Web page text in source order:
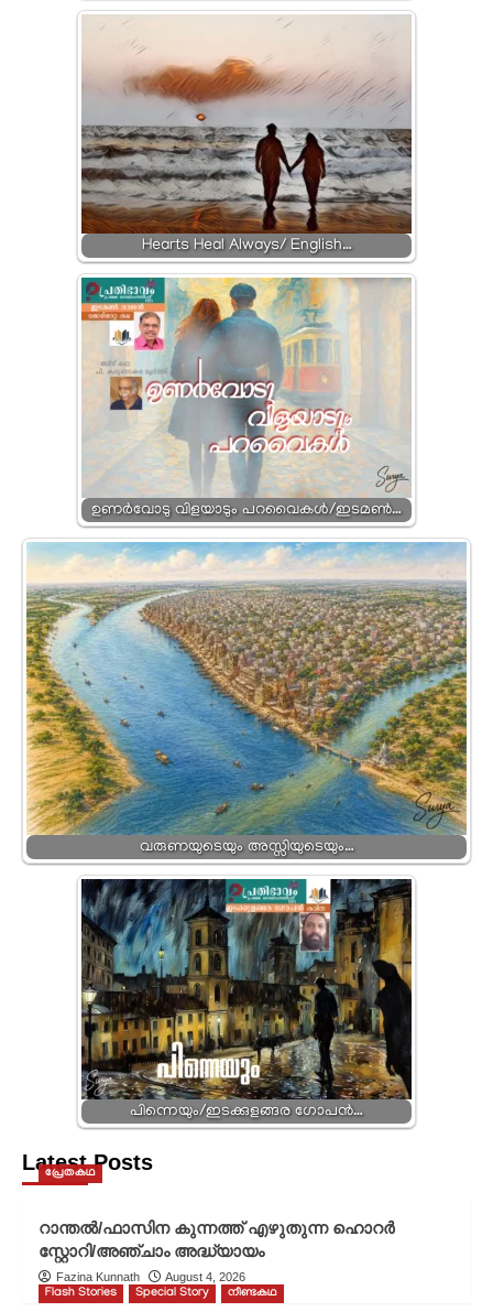
Hearts Heal Always/ English…
ഉണർവോടു വിളയാടും പറവൈകൾ/ഇടമൺ…
വരുണയുടെയും അസ്സിയുടെയും…
പിന്നെയും/ഇടക്കുളങ്ങര ഗോപൻ…
Latest Posts
പ്രേതകഥ
റാന്തൽ/ഫാസിന കുന്നത്ത് എഴുതുന്ന ഹൊറർ
സ്റ്റോറി/അഞ്ചാം അദ്ധ്യായം
Fazina Kunnath August 4, 2026
Flash Stories Special Story നീണ്ടകഥ